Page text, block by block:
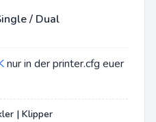
/ Dual
nur in der printer.cfg euer
| Klipper